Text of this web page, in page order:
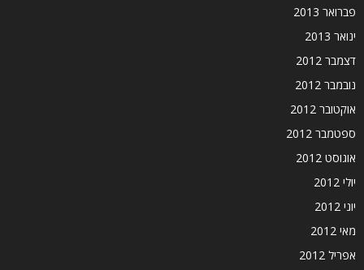
פברואר 2013
ינואר 2013
דצמבר 2012
נובמבר 2012
אוקטובר 2012
ספטמבר 2012
אוגוסט 2012
יולי 2012
יוני 2012
מאי 2012
אפריל 2012